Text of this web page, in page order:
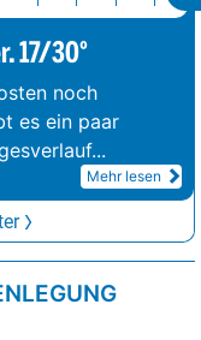
17/30°
noch
es ein paar
...
Mehr lesen